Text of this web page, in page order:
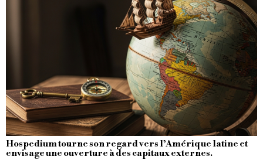
Hospedium tourne son regard vers l’Amérique latine et
envisage une ouverture à des capitaux externes.